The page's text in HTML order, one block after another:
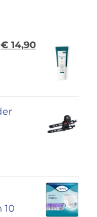
Ursprünglicher
€ 14,90Aktueller
Preis
10